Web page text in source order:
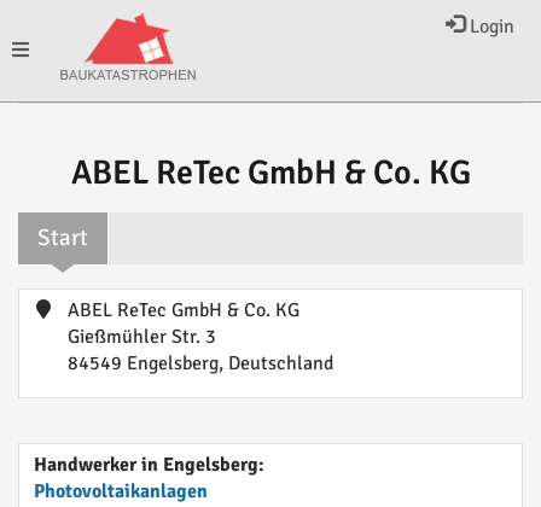
Login
Toggle
ABEL ReTec GmbH & Co. KG
Start
ABEL ReTec GmbH & Co. KG
Gießmühler Str. 3
84549 Engelsberg, Deutschland
Handwerker in Engelsberg:
Photovoltaikanlagen